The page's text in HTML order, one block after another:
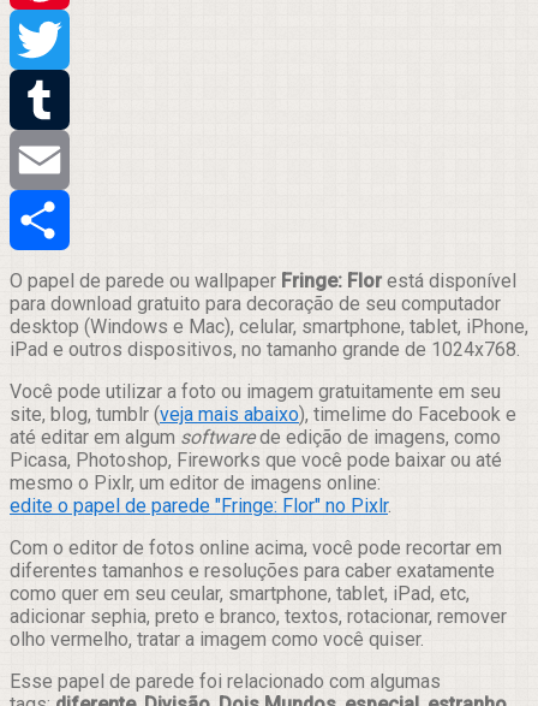
Pinterest
Twitter
Tumblr
Email
Compartilhar
O papel de parede ou wallpaper Fringe: Florestá disponível
para download gratuito para decoração de seu computador
desktop (Windows e Mac), celular, smartphone, tablet, iPhone,
iPad e outros dispositivos, no tamanho grande de 1024x768.
Você pode utilizar a foto ou imagem gratuitamente em seu
site, blog, tumblr (veja mais abaixo), timelime do Facebook e
até editar em algum softwarede edição de imagens, como
Picasa, Photoshop, Fireworks que você pode baixar ou até
mesmo o Pixlr, um editor de imagens online:
edite o papel de parede "Fringe: Flor" no Pixlr.
Com o editor de fotos online acima, você pode recortar em
diferentes tamanhos e resoluções para caber exatamente
como quer em seu ceular, smartphone, tablet, iPad, etc,
adicionar sephia, preto e branco, textos, rotacionar, remover
olho vermelho, tratar a imagem como você quiser.
Esse papel de parede foi relacionado com algumas